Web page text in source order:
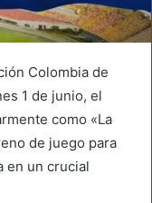
Colombia de
1 de junio, el
como «La
de juego para
en un crucial